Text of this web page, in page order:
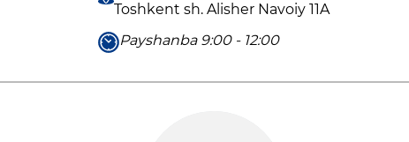
Toshkent sh. Alisher Navoiy 11A
Payshanba 9:00 - 12:00